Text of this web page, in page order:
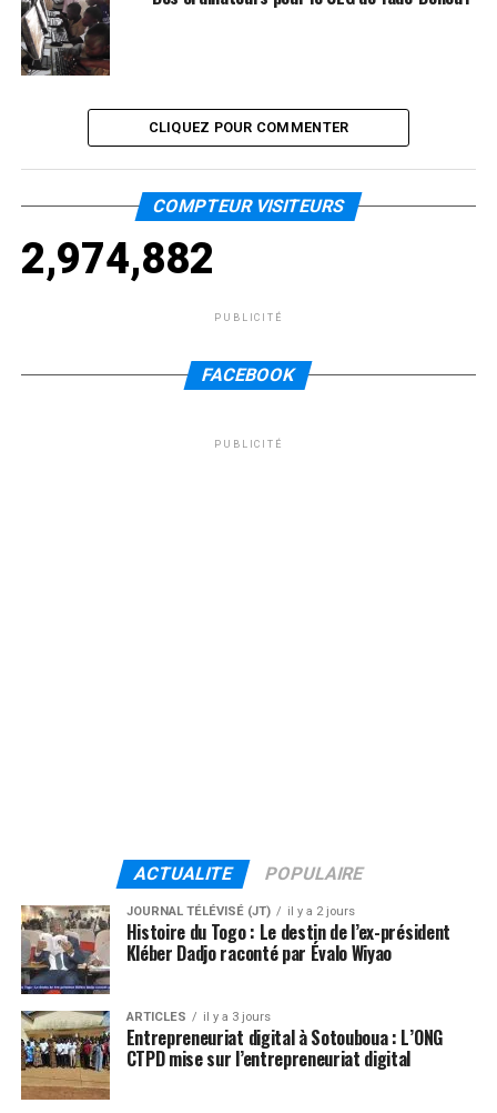
CLIQUEZ POUR COMMENTER
COMPTEUR VISITEURS
2,974,882
PUBLICITÉ
FACEBOOK
PUBLICITÉ
ACTUALITE POPULAIRE
JOURNAL TÉLÉVISÉ (JT) il y a 2 jours
Histoire du Togo : Le destin de l’ex-président
Kléber Dadjo raconté par Évalo Wiyao
ARTICLES il y a 3 jours
Entrepreneuriat digital à Sotouboua : L’ONG
CTPD mise sur l’entrepreneuriat digital